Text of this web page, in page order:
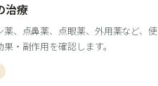
治療
薬、点鼻薬、点眼薬、外用薬など、使
・副作用を確認します。